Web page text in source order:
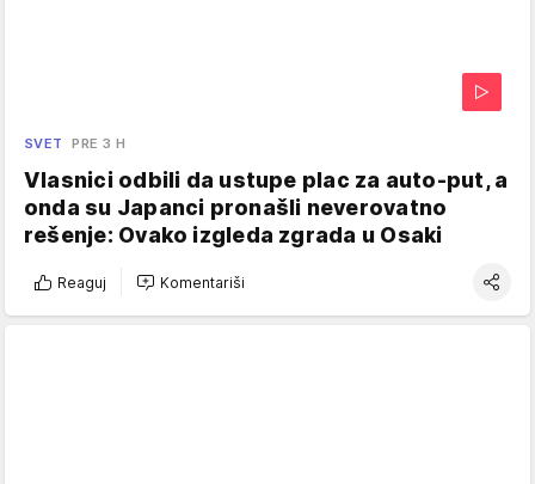
SVET PRE 3 H
Vlasnici odbili da ustupe plac za auto-put, a
onda su Japanci pronašli neverovatno
rešenje: Ovako izgleda zgrada u Osaki
Reaguj Komentariši